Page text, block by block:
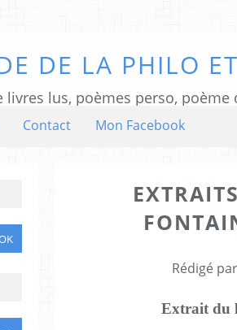
DE LA PHILO
livres lus, poèmes perso, poème
Contact Mon Facebook
Rédigé
Extrait du